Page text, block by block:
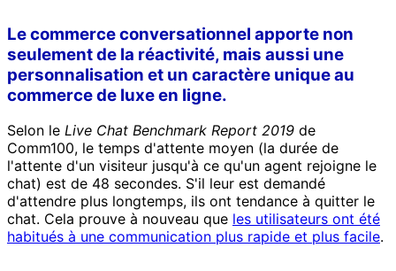
Le commerce conversationnel apporte non
seulement de la réactivité, mais aussi une
personnalisation et un caractère unique au
commerce de luxe en ligne.
Selon le Live Chat Benchmark Report 2019 de
Comm100, le temps d'attente moyen (la durée de
l'attente d'un visiteur jusqu'à ce qu'un agent rejoigne le
chat) est de 48 secondes. S'il leur est demandé
d'attendre plus longtemps, ils ont tendance à quitter le
chat. Cela prouve à nouveau que les utilisateurs ont été
habitués à une communication plus rapide et plus facile.